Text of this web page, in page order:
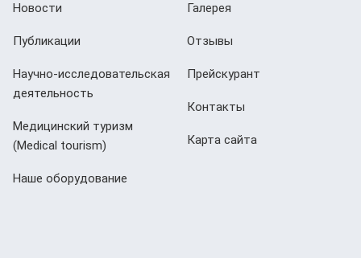
Новости
Публикации
Научно-исследовательская
деятельность
Медицинский туризм
(Мedical tourism)
Наше оборудование
Галерея
Отзывы
Прейскурант
Контакты
Карта сайта